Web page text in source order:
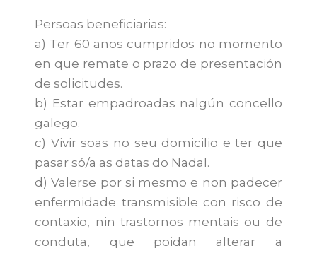
Persoas beneficiarias:
a) Ter 60 anos cumpridos no momento
en que remate o prazo de presentación
de solicitudes.
b) Estar empadroadas nalgún concello
galego.
c) Vivir soas no seu domicilio e ter que
pasar só/a as datas do Nadal.
d) Valerse por si mesmo e non padecer
enfermidade transmisible con risco de
contaxio, nin trastornos mentais ou de
conduta, que poidan alterar a